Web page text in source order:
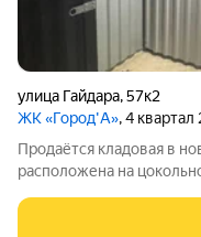
улица Гайдара,57к2
ЖК «Город'А», 4
Продаётся кладовая в
расположена на
дома, но и для жителей